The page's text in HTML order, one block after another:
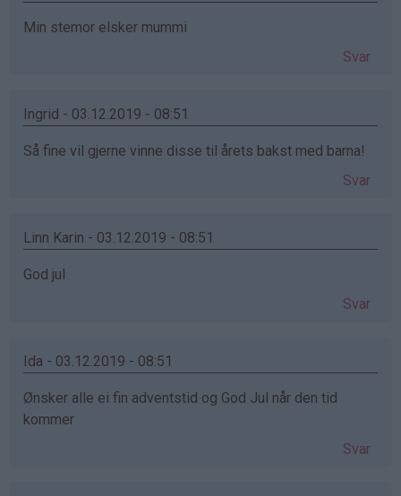
Min stemor elsker mummi
Svar
Ingrid - 03.12.2019 - 08:51
Så fine vil gjerne vinne disse til årets bakst med barna!
Svar
Linn Karin - 03.12.2019 - 08:51
God jul
Svar
Ida - 03.12.2019 - 08:51
Ønsker alle ei fin adventstid og God Jul når den tid
kommer
Svar